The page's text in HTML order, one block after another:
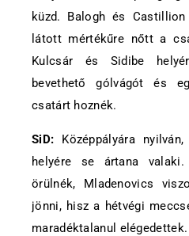
küzd. Balogh és
látott mértékűre nőtt a
Kulcsár és Sidibe
bevethető gólvágót és
csatárt hoznék.
SiD: Középpályára
helyére se ártana valaki.
örülnék, Mladenovics
jönni, hisz a hétvégi
maradéktalanul elégedettek.